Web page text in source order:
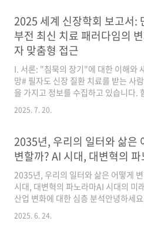
2025 세계 신장학회 보고서:
부전 최신 치료 패러다임의
자 맞춤형 접근
I. 서론: "침묵의 장기"에 대한 이해와
망# 필자도 신장 질환 치료를 받는 사
을 가지고 정보를 수집하고 있습니다.
합니다.만성 신부전(CKD)은 종종 "침
기"라고 불리는 신장이 특별한 증상 없
되는 질환입니다. 이 질환은 전 세계적
은 사람들의 삶을 위협하고 있으며, 약
명이 만성 신부전으로 고통받고 있으며
다수는 진단조차 받지 못하고 있습니
질병의 만연은 전 세계적인 보건 위기
며 막대한 경제적, 환경적 부담을 안겨
니다.절망적인 상황에도 불구하고, 의학
없이 발전하고 있으며, 2025년 세계 신
2025. 7. 20.
2035년, 우리의 일터와 삶은
변할까? AI 시대, 대변혁의
2035년, 우리의 일터와 삶은 어떻게
시대, 대변혁의 파노라마AI 시대의 미
산업 변화에 대한 심층 분석안녕하세
준비하는 여러분! 부자각잡이연구소입
여러분의 든든한 AI 파트너입니다. 10
2025. 6. 24.